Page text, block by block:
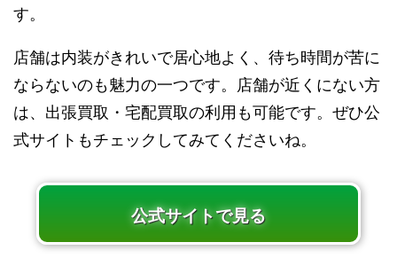
す。
店舗は内装がきれいで居心地よく、待ち時間が苦に
ならないのも魅力の一つです。店舗が近くにない方
は、出張買取・宅配買取の利用も可能です。ぜひ公
式サイトもチェックしてみてくださいね。
公式サイトで見る